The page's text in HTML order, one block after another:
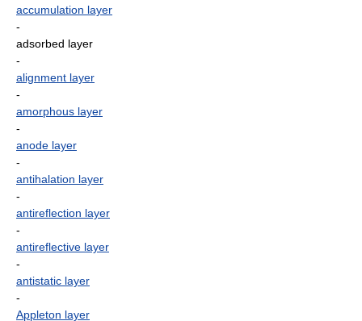
accumulation layer
-
adsorbed layer
-
alignment layer
-
amorphous layer
-
anode layer
-
antihalation layer
-
antireflection layer
-
antireflective layer
-
antistatic layer
-
Appleton layer